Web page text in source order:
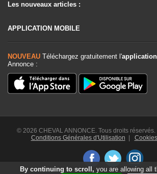
Les nouveaux articles :
APPLICATION MOBILE
NOUVEAU Téléchargez gratuitement l'
Annonce :
© 2026 CHEVAL ANNONCE. Tous droits
Conditions Générales d'Utilisation
Cookies
By continuing to scroll, you are allowing all